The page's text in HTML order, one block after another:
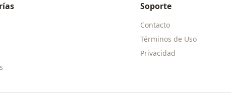
Soporte
Contacto
Términos de Uso
Privacidad